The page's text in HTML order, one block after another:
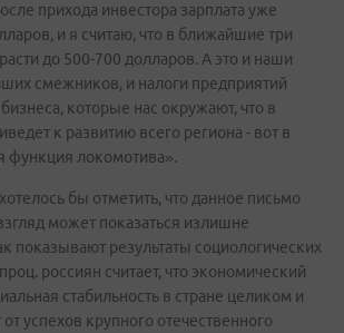
прихода инвестора зарплата уже
и я считаю, что в ближайшие три
до 500-700 долларов. А это и наши
смежников, и налоги предприятий
которые нас окружают, что в
к развитию всего региона - вот в
функция локомотива».
бы отметить, что данное письмо
может показаться излишне
показывают результаты социологических
россиян считает, что экономический
стабильность в стране целиком и
успехов крупного отечественного